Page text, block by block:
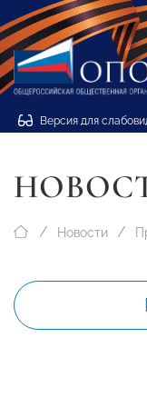
Версия для
Новости